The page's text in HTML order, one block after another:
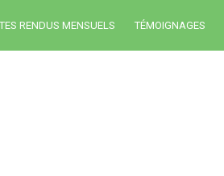
RENDUS MENSUELS TÉMOIGNAGES